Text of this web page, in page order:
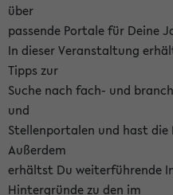
über
passende Portale für Deine
In dieser Veranstaltung
Tipps zur
Suche nach fach- und
und
Stellenportalen und hast
Außerdem
erhältst Du weiterführende
Hintergründe zu den im